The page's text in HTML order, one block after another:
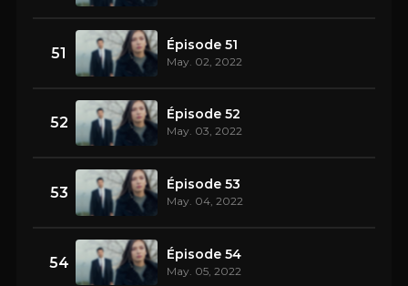
51 Épisode 51
May. 02, 2022
52 Épisode 52
May. 03, 2022
53 Épisode 53
May. 04, 2022
54 Épisode 54
May. 05, 2022